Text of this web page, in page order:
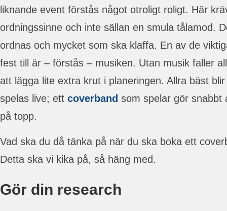
liknande event förstås något otroligt roligt. Här
ordningssinne och inte sällan en smula tålamod.
ordnas och mycket som ska klaffa. En av de
fest till är – förstås – musiken. Utan musik faller
att lägga lite extra krut i planeringen. Allra bäst
spelas live; ett coverband som spelar gör snabbt
på topp.
Vad ska du då tänka på när du ska boka ett
Detta ska vi kika på, så häng med.
Gör din research